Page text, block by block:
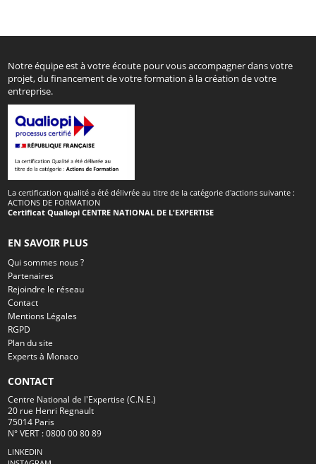
Notre équipe est à votre écoute pour vous accompagner dans votre
projet, du financement de votre formation à la création de votre
entreprise.
La certification qualité a été délivrée au titre de la catégorie d'actions suivante :
ACTIONS DE FORMATION
Certificat Qualiopi CENTRE NATIONAL DE L'EXPERTISE
EN SAVOIR PLUS
Qui sommes nous ?
Partenaires
Rejoindre le réseau
Contact
Mentions Légales
RGPD
Plan du site
Experts à Monaco
CONTACT
Centre National de l'Expertise (C.N.E.)
20 rue Henri Regnault
75014 Paris
N° VERT : 0800 00 80 89
LINKEDIN